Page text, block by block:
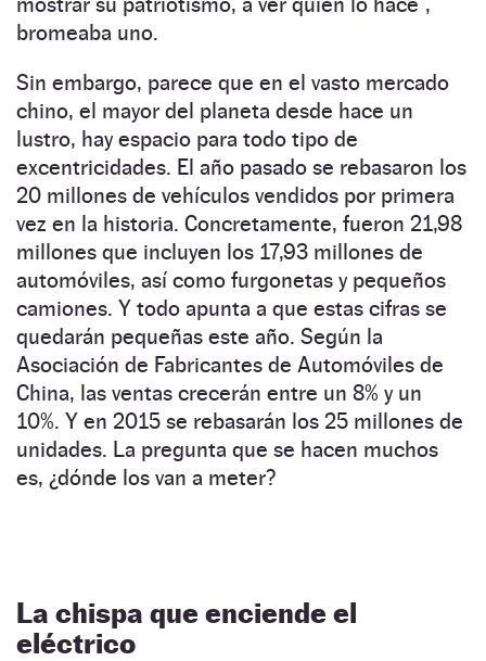
bromeaba uno.
Sin embargo, parece que en el vasto mercado
chino, el mayor del planeta desde hace un
lustro, hay espacio para todo tipo de
excentricidades. El año pasado se rebasaron los
20 millones de vehículos vendidos por primera
vez en la historia. Concretamente, fueron 21,98
millones que incluyen los 17,93 millones de
automóviles, así como furgonetas y pequeños
camiones. Y todo apunta a que estas cifras se
quedarán pequeñas este año. Según la
Asociación de Fabricantes de Automóviles de
China, las ventas crecerán entre un 8% y un
10%. Y en 2015 se rebasarán los 25 millones de
unidades. La pregunta que se hacen muchos
es, ¿dónde los van a meter?
La chispa que enciende el
eléctrico